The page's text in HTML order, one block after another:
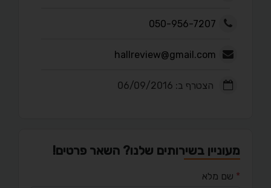
050-956-7207
hallreview@gmail.com
הצטרף ב: 06/09/2016
מעוניין בשירותים שלנו? השאר פרטים!
* שם מלא